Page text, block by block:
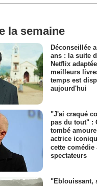
la semaine
Déconseillée
ans : la suite
Netflix
meilleurs
temps est
aujourd'hui
"J'ai craqué
pas du tout" :
tombé
actrice
cette
spectateurs
"Eblouissant,